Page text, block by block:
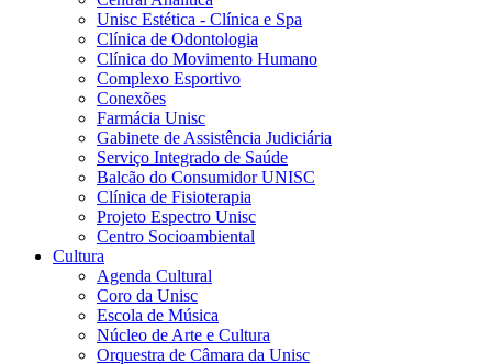
Unisc Estética - Clínica e Spa
Clínica de Odontologia
Clínica do Movimento Humano
Complexo Esportivo
Conexões
Farmácia Unisc
Gabinete de Assistência Judiciária
Serviço Integrado de Saúde
Balcão do Consumidor UNISC
Clínica de Fisioterapia
Projeto Espectro Unisc
Centro Socioambiental
Cultura
Agenda Cultural
Coro da Unisc
Escola de Música
Núcleo de Arte e Cultura
Orquestra de Câmara da Unisc